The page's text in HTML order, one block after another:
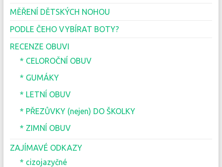
MĚŘENÍ DĚTSKÝCH NOHOU
PODLE ČEHO VYBÍRAT BOTY?
RECENZE OBUVI
* CELOROČNÍ OBUV
* GUMÁKY
* LETNÍ OBUV
* PŘEZŮVKY (nejen) DO ŠKOLKY
* ZIMNÍ OBUV
ZAJÍMAVÉ ODKAZY
* cizojazyčné